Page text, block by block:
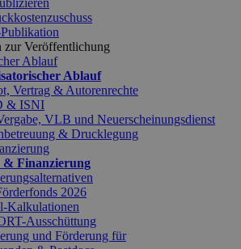
zur Veröffentlichung
Ablauf
Ablauf
Vertrag & Autorenrechte
& ISNI
VLB und Neuerscheinungsdienst
& Drucklegung
& Finanzierung
2026
Kalkulationen
Ausschüttung
und Förderung für